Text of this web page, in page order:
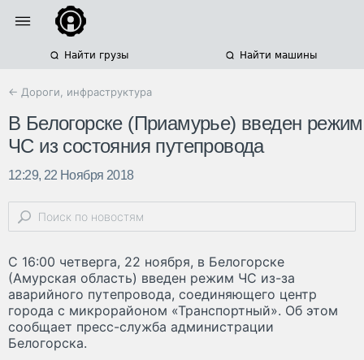
Найти грузы Найти машины
← Дороги, инфраструктура
В Белогорске (Приамурье) введен режим
ЧС из состояния путепровода
12:29, 22 Ноября 2018
С 16:00 четверга, 22 ноября, в Белогорске
(Амурская область) введен режим ЧС из-за
аварийного путепровода, соединяющего центр
города с микрорайоном «Транспортный». Об этом
сообщает пресс-служба администрации
Белогорска.